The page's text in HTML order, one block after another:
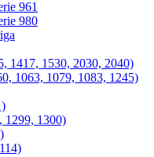
961
980
1417, 1530, 2030, 2040)
1063, 1079, 1083, 1245)
1299, 1300)